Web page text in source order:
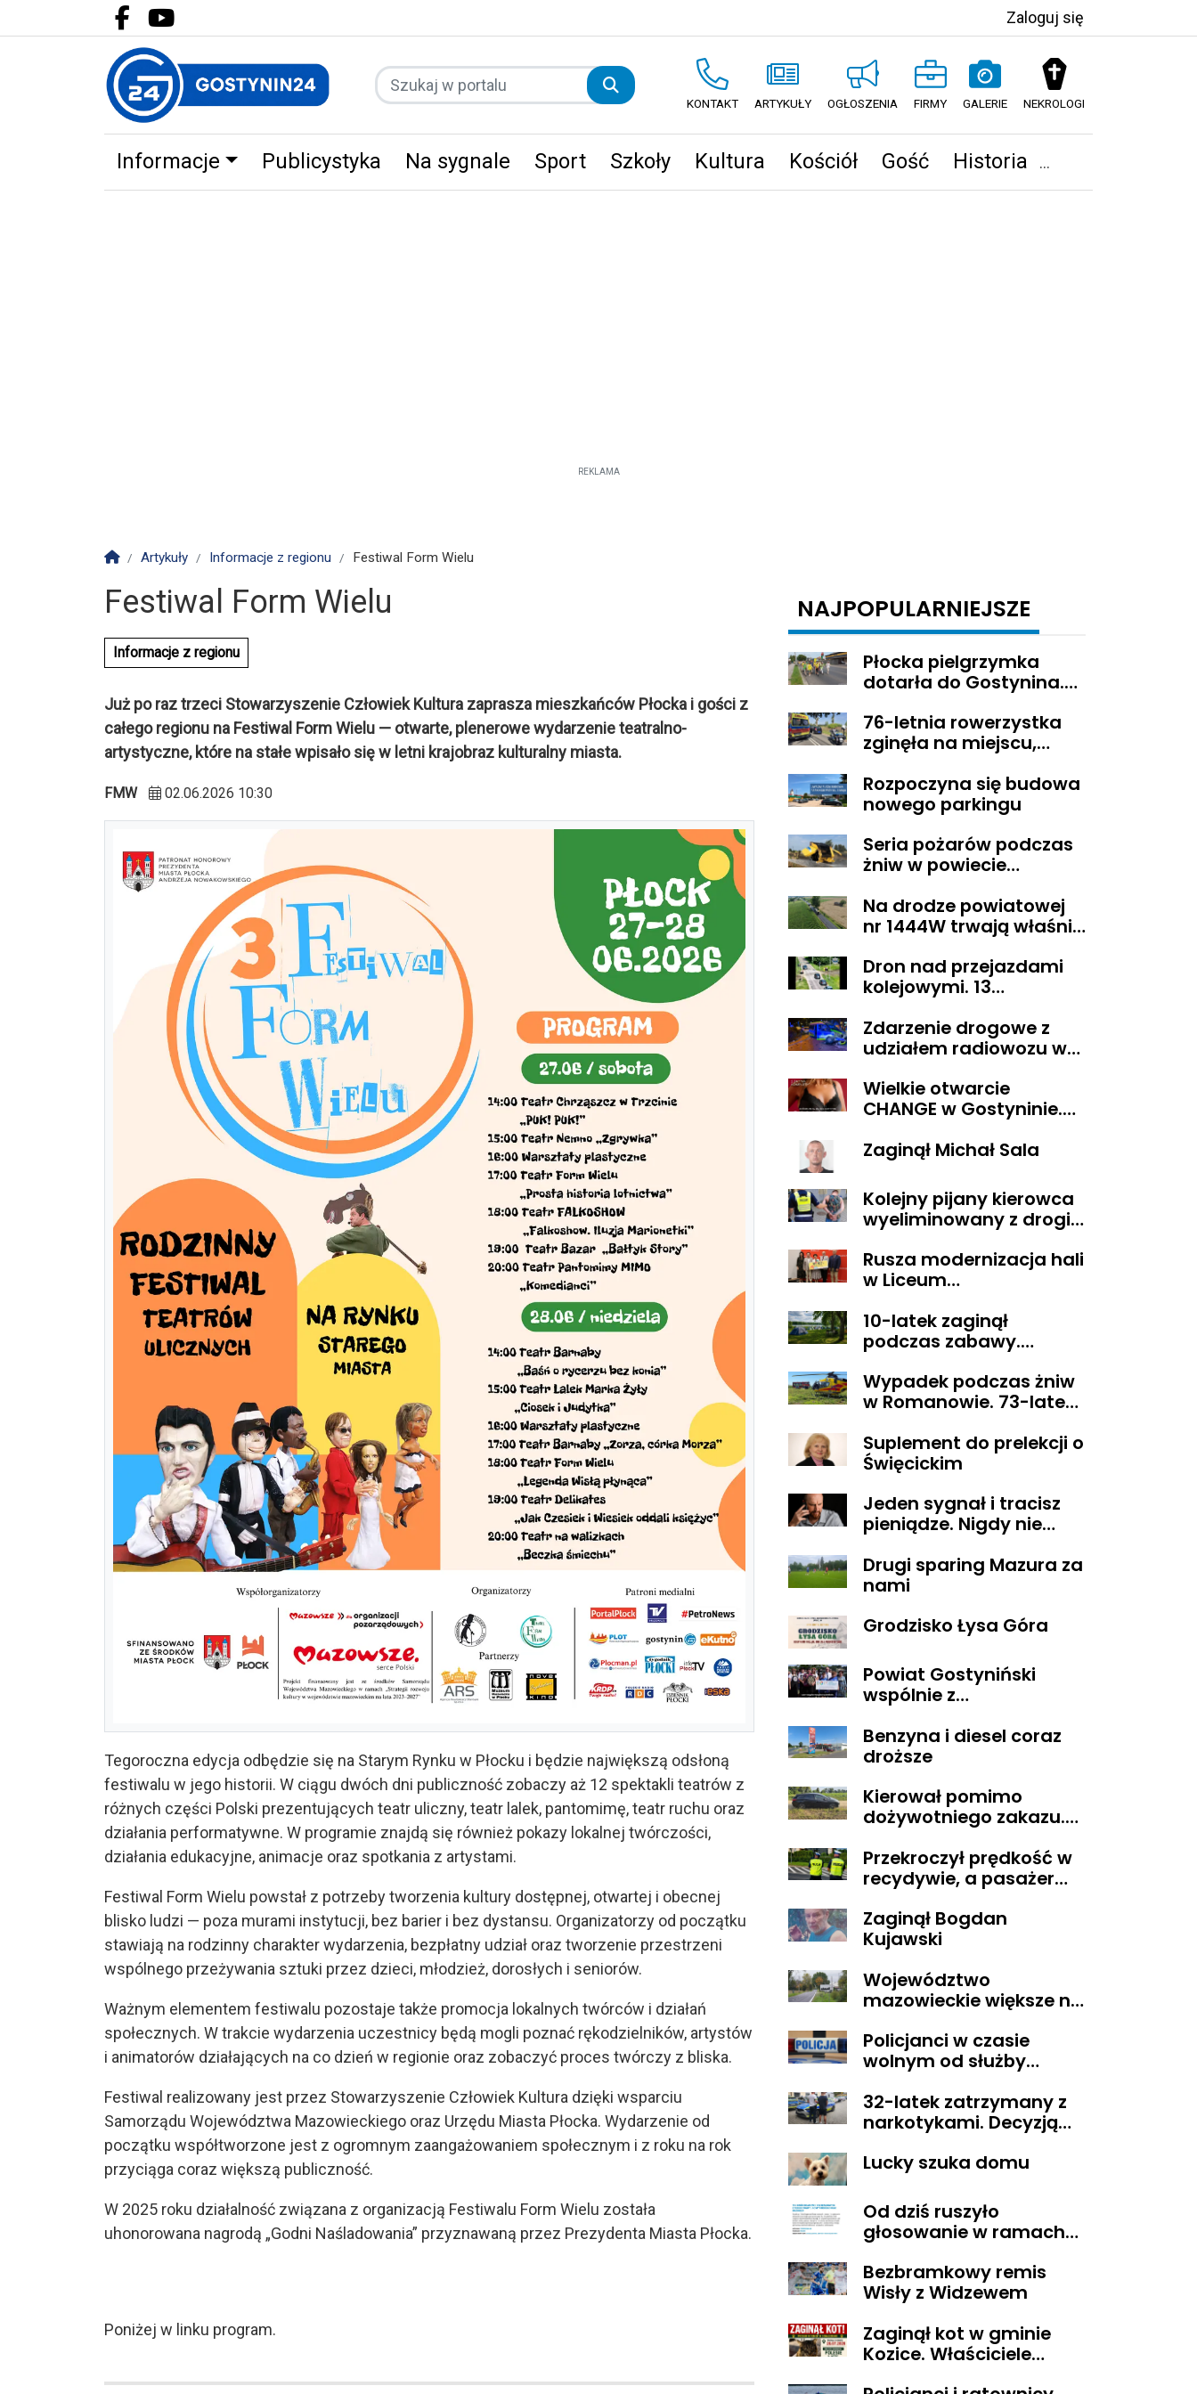
Facebook.com
Youtube.com Zaloguj się
KONTAKT ARTYKUŁY OGŁOSZENIA FIRMY GALERIE NEKROLOGI
Informacje Publicystyka Na sygnale Sport Szkoły Kultura Kościół Gość Historia
REKLAMA
Strona główna
Artykuły Informacje z regionu Festiwal Form Wielu
Festiwal Form Wielu
Informacje z regionu
Już po raz trzeci Stowarzyszenie Człowiek Kultura zaprasza mieszkańców Płocka i gości z
całego regionu na Festiwal Form Wielu — otwarte, plenerowe wydarzenie teatralno-
artystyczne, które na stałe wpisało się w letni krajobraz kulturalny miasta.
FMW 02.06.2026 10:30
Tegoroczna edycja odbędzie się na Starym Rynku w Płocku i będzie największą odsłoną
festiwalu w jego historii. W ciągu dwóch dni publiczność zobaczy aż 12 spektakli teatrów z
różnych części Polski prezentujących teatr uliczny, teatr lalek, pantomimę, teatr ruchu oraz
działania performatywne. W programie znajdą się również pokazy lokalnej twórczości,
działania edukacyjne, animacje oraz spotkania z artystami.
Festiwal Form Wielu powstał z potrzeby tworzenia kultury dostępnej, otwartej i obecnej
blisko ludzi — poza murami instytucji, bez barier i bez dystansu. Organizatorzy od początku
stawiają na rodzinny charakter wydarzenia, bezpłatny udział oraz tworzenie przestrzeni
wspólnego przeżywania sztuki przez dzieci, młodzież, dorosłych i seniorów.
Ważnym elementem festiwalu pozostaje także promocja lokalnych twórców i działań
społecznych. W trakcie wydarzenia uczestnicy będą mogli poznać rękodzielników, artystów
i animatorów działających na co dzień w regionie oraz zobaczyć proces twórczy z bliska.
Festiwal realizowany jest przez Stowarzyszenie Człowiek Kultura dzięki wsparciu
Samorządu Województwa Mazowieckiego oraz Urzędu Miasta Płocka. Wydarzenie od
początku współtworzone jest z ogromnym zaangażowaniem społecznym i z roku na rok
przyciąga coraz większą publiczność.
W 2025 roku działalność związana z organizacją Festiwalu Form Wielu została
uhonorowana nagrodą „Godni Naśladowania” przyznawaną przez Prezydenta Miasta Płocka.
Poniżej w linku program.
NAJPOPULARNIEJSZE
Płocka pielgrzymka
dotarła do Gostynina.
Jasną Górę
76-letnia rowerzystka
zginęła na miejscu,
Brudzenia Dużego
zablokowana
Rozpoczyna się budowa
nowego parkingu
Seria pożarów podczas
żniw w powiecie
Na drodze powiatowej
nr 1444W trwają właśnie
związane z przebudową
drogi
Dron nad przejazdami
kolejowymi. 13
podczas działań
„Bezpieczny przejazd
Zdarzenie drogowe z
udziałem radiowozu w
Wielkie otwarcie
CHANGE w Gostyninie.
komplety
Zaginął Michał Sala
Kolejny pijany kierowca
wyeliminowany z drogi.
alkoholu
Rusza modernizacja hali
w Liceum
T. Kościuszki w
Gostyninie
10-latek zaginął
podczas zabawy.
szczęśliwie
Wypadek podczas żniw
w Romanowie. 73-latek
Suplement do prelekcji o
Święcickim
Jeden sygnał i tracisz
pieniądze. Nigdy nie
numery
Drugi sparing Mazura za
nami
Grodzisko Łysa Góra
Powiat Gostyniński
wspólnie z
POZARZĄDOWYMI
walczą o środki z
Obywatelskiego
Mazowsza dla
terenu!
Benzyna i diesel coraz
droższe
Kierował pomimo
dożywotniego zakazu.
Przekroczył prędkość w
recydywie, a pasażer
poszukiwaną
Zaginął Bogdan
Kujawski
Województwo
mazowieckie większe niż
zarządzaniu. Eksperci
proponują podział
Policjanci w czasie
wolnym od służby
poszukiwanego
32-latek zatrzymany z
narkotykami. Decyzją
Lucky szuka domu
Od dziś ruszyło
głosowanie w ramach
Obywatelskiego
Mazowsza
Bezbramkowy remis
Wisły z Widzewem
Zaginął kot w gminie
Kozice. Właściciele